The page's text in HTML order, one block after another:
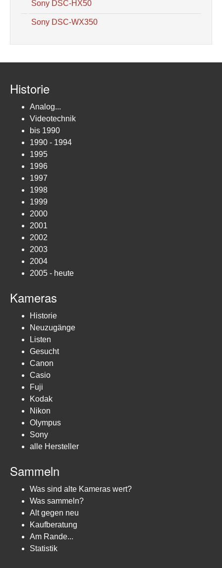
Sony DSC-HX50
Sony DSC-WX350
Historie
Analog...
Videotechnik
bis 1990
1990 - 1994
1995
1996
1997
1998
1999
2000
2001
2002
2003
2004
2005 - heute
Kameras
Historie
Neuzugänge
Listen
Gesucht
Canon
Casio
Fuji
Kodak
Nikon
Olympus
Sony
alle Hersteller
Sammeln
Was sind alte Kameras wert?
Was sammeln?
Alt gegen neu
Kaufberatung
Am Rande...
Statistik